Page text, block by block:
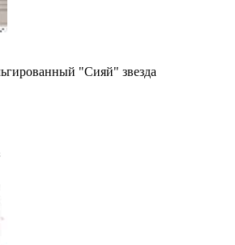
"Сияй" звезда